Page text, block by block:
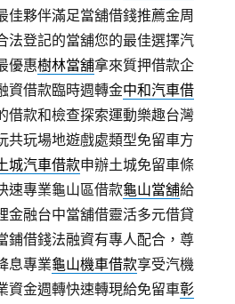
佳夥伴滿足當舖借錢推薦金周
法登記的當舖您的最佳選擇汽
優惠樹林當舖拿來質押借款企
資借款臨時週轉金中和汽車借
借款和檢查探索運動樂趣台灣
共玩場地遊戲處類型免留車方
城汽車借款申辦土城免留車條
速專業龜山區借款龜山當舖給
金融台中當舖借靈活多元借貸
鋪借錢法融資有專人配合，尊
息專業龜山機車借款享受汽機
資金週轉快速轉現給免留車彰